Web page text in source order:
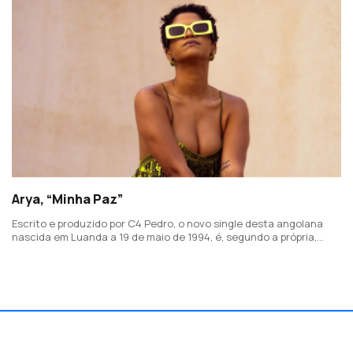
Arya, “Minha Paz”
Escrito e produzido por C4 Pedro, o novo single desta angolana
nascida em Luanda a 19 de maio de 1994, é, segundo a própria,